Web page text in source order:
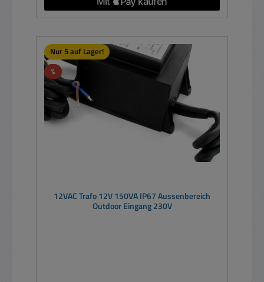
Nur 5 auf Lager!
%Rabatt
12VAC Trafo 12V 150VA IP67 Aussenbereich
Outdoor Eingang 230V